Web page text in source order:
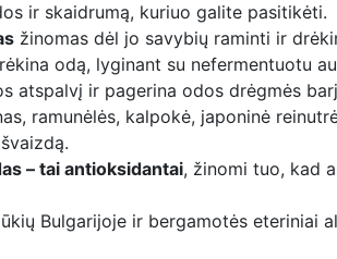
ir skaidrumą, kuriuo galite pasitikėti.
žinomas dėl jo savybių raminti ir
odą, lyginant su nefermentuotu
atspalvį ir pagerina odos drėgmės
ramunėlės, kalpokė, japoninė
– tai antioksidantai, žinomi tuo, kad
Bulgarijoje ir bergamotės eteriniai